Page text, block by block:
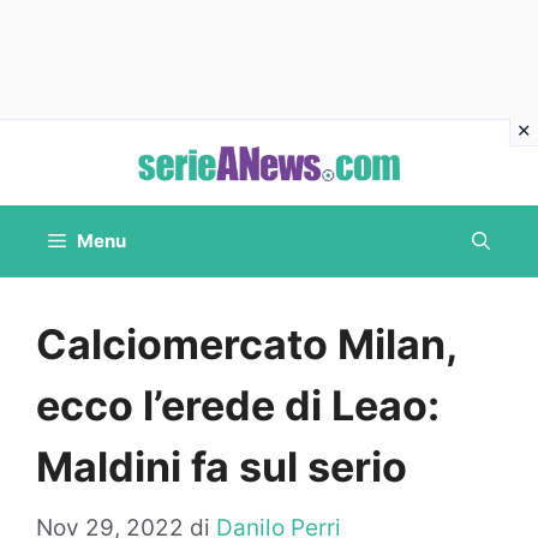
contenuto
Menu
Calciomercato Milan,
ecco l’erede di Leao:
Maldini fa sul serio
Nov 29, 2022 di Danilo Perri